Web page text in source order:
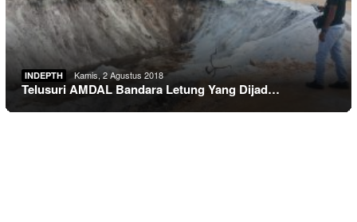
INDEPTH Kamis, 2 Agustus 2018
Telusuri AMDAL Bandara Letung Yang Dijad…